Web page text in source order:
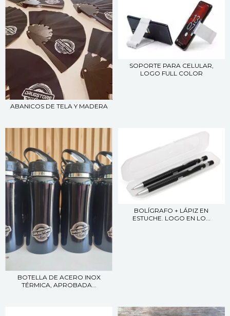
ABANICOS DE TELA Y MADERA
SOPORTE PARA CELULAR,
LOGO FULL COLOR
BOTELLA DE ACERO INOX
TÉRMICA, APROBADA...
BOLÍGRAFO + LÁPIZ EN
ESTUCHE. LOGO EN LO...